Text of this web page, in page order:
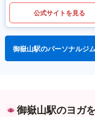
公式サイトを見る
御嶽山駅のパーソナルジ
御嶽山駅のヨガ